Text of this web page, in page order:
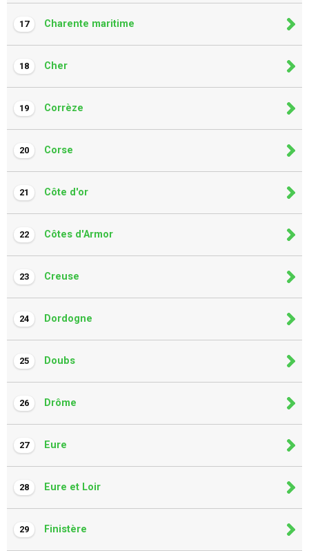
17 Charente maritime
18 Cher
19 Corrèze
20 Corse
21 Côte d'or
22 Côtes d'Armor
23 Creuse
24 Dordogne
25 Doubs
26 Drôme
27 Eure
28 Eure et Loir
29 Finistère